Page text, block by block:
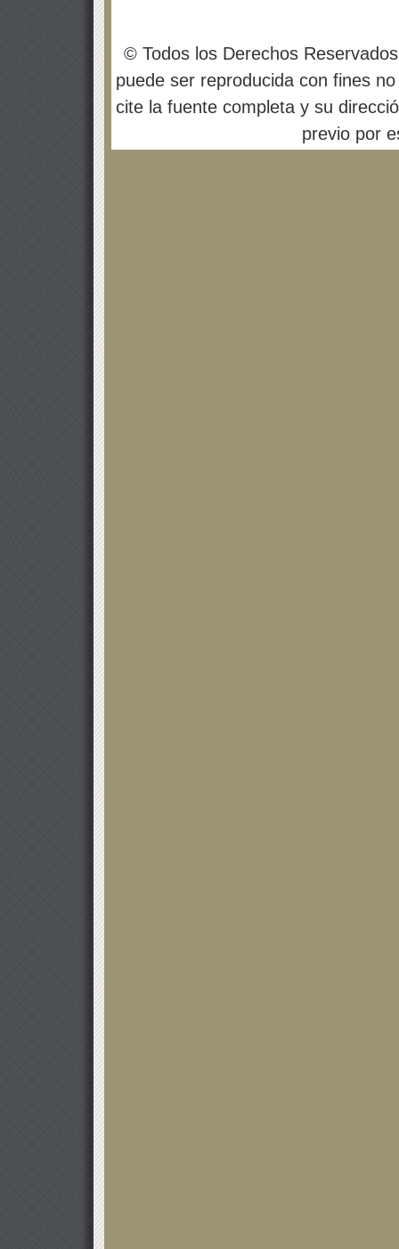
© Todos los Derechos
puede ser reproducida con fines
cite la fuente completa y su
previo por